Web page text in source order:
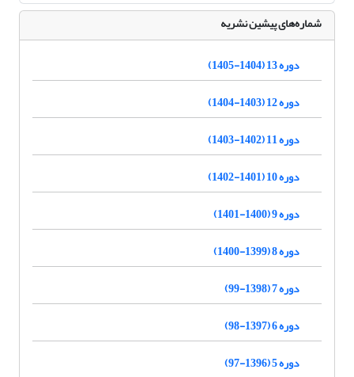
شماره‌های پیشین نشریه
دوره 13 (1404-1405)
دوره 12 (1403-1404)
دوره 11 (1402-1403)
دوره 10 (1401-1402)
دوره 9 (1400-1401)
دوره 8 (1399-1400)
دوره 7 (1398-99)
دوره 6 (1397-98)
دوره 5 (1396-97)